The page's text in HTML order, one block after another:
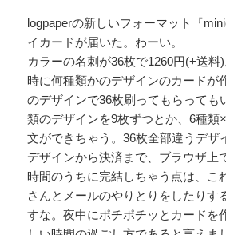
logpaperの新しいフォーマット『
イカードが届いた。わーい。
カラーの名刺が36枚で1260円(+送料
時に何種類かのデザインのカードが
のデザインで36枚刷ってもらっても
類のデザインを9枚ずつとか、6種類
文ができちゃう。36枚全部違うデザ
デザインから決済まで、ブラウザ上
時間のうちに完結しちゃう点は、こ
さんとメールのやりとりをしたりす
すな。夜中にポチポチッとカードを